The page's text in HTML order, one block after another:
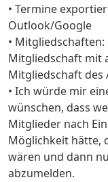
• Termine
Outlook/Google
•
Mitgliedschaft mit
Mitgliedschaft des
• Ich würde mir
wünschen, dass
Mitglieder nach
Möglichkeit hätte,
wären und dann
abzumelden.